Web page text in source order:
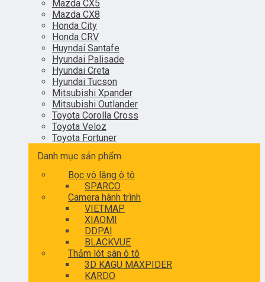
Mazda CX5
Mazda CX8
Honda City
Honda CRV
Huyndai Santafe
Hyundai Palisade
Hyundai Creta
Hyundai Tucson
Mitsubishi Xpander
Mitsubishi Outlander
Toyota Corolla Cross
Toyota Veloz
Toyota Fortuner
Danh mục sản phẩm
Bọc vô lăng ô tô
SPARCO
Camera hành trình
VIETMAP
XIAOMI
DDPAI
BLACKVUE
Thảm lót sàn ô tô
3D KAGU MAXPIDER
KARDO